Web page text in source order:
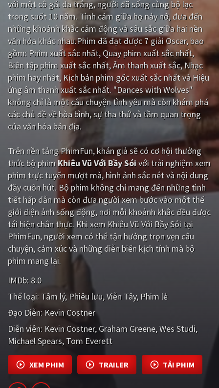
Giật gân Gia đình
Bí ẩn Lịch sử
Viễn Tây Tiểu sử
GameShow DramaTV
QUỐC GIA
Âu - Mỹ Trung Quốc - Hồng Kông
Ấn Độ Việt Nam
Tổng hợp
CẬP NHẬT
PHIM MỚI
PHIM BỘ
PHIM LẺ
PHIM CHIẾU RẠP
TUYỂN TẬP PHIM
BLOG
với một cô gái da trắng, người đã sống cùng bộ lạc
trong suốt 10 năm. Tình cảm giữa họ nảy nở, đưa đến
những khoảnh khắc cảm động và sâu sắc giữa hai nền
văn hóa khác nhau.Phim đã đạt được 7 giải Oscar, bao
gồm: Phim xuất sắc nhất, Quay phim xuất sắc nhất,
Biên tập phim xuất sắc nhất, Âm thanh xuất sắc, Nhạc
phim hay nhất, Kịch bản phim gốc xuất sắc nhất và Hiệu
ứng âm thanh xuất sắc nhất. "Dances with Wolves"
không chỉ là một câu chuyện tình yêu mà còn khám phá
các chủ đề về hòa bình, sự tha thứ và tầm quan trọng
của văn hóa bản địa.
Trên nền tảngPhimFun, khán giả sẽ có cơ hội thưởng
thức bộ phim Khiêu Vũ Với Bầy Sóivới trải nghiệm xem
phim trực tuyến mượt mà, hình ảnh sắc nét và nội dung
đầy cuốn hút. Bộ phim không chỉ mang đến những tình
tiết hấp dẫn mà còn đưa người xem bước vào một thế
giới điện ảnh sống động, nơi mỗi khoảnh khắc đều được
tái hiện chân thực. Khi xem Khiêu Vũ Với Bầy Sói tại
PhimFun, người xem có thể tận hưởng trọn vẹn câu
chuyện, cảm xúc và những diễn biến kịch tính mà bộ
phim mang lại.
IMDb: 8.0
Thể loại: Tâm lý Phiêu lưu Viễn Tây Phim lẻ
Đạo Diễn: Kevin Costner
Diễn viên: Kevin Costner Graham Greene Wes Studi
Michael Spears Tom Everett
XEM PHIM TRAILER TẢI PHIM